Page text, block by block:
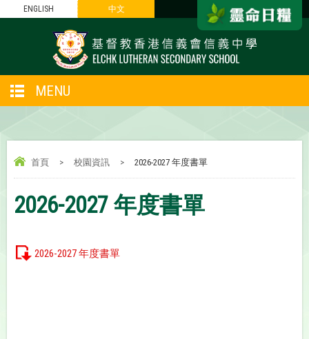
ENGLISH 中文
MENU
首頁 > 校園資訊 > 2026-2027 年度書單
2026-2027 年度書單
2026-2027 年度書單